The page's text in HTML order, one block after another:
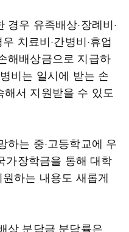
우 유족배상·장례비·
치료비·간병비·휴업
해배상금으로 지급하
비는 일시에 받는 손
서 지원받을 수 있도
하는 중·고등학교에 우
가장학금을 통해 대학
하는 내용도 새롭게
상 분담금 분담률은